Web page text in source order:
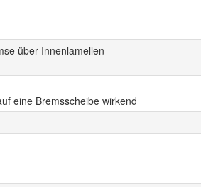
über Innenlamellen
eine Bremsscheibe wirkend